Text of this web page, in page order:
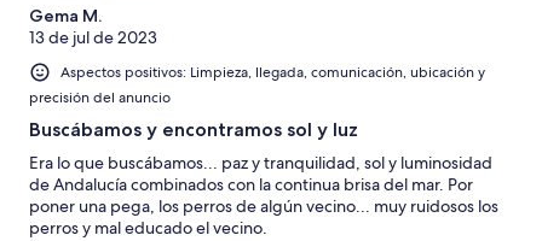
Mediocre
Horrible
Gema M.
13 de jul de 2023
Aspectos positivos: Limpieza, llegada, comunicación, ubicación y
precisión del anuncio
Buscábamos y encontramos sol y luz
Era lo que buscábamos... paz y tranquilidad, sol y luminosidad
de Andalucía combinados con la continua brisa del mar. Por
poner una pega, los perros de algún vecino... muy ruidosos los
perros y mal educado el vecino.